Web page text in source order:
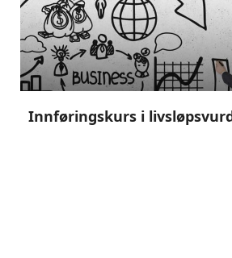
Innføringskurs i